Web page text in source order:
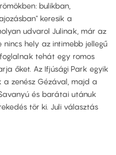
bulikban,
keresik a
udvarol Julinak, már az
hely az intimebb jellegű
tehát egy romos
őket. Az Ifjúsági Park egyik
a zenész Gézával, majd a
és barátai utánuk
tör ki. Juli választás